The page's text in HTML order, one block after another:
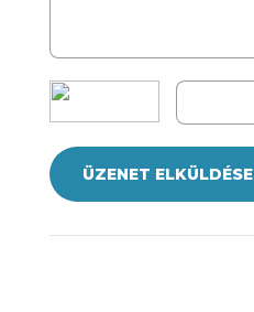
ÜZENET ELKÜLDÉSE